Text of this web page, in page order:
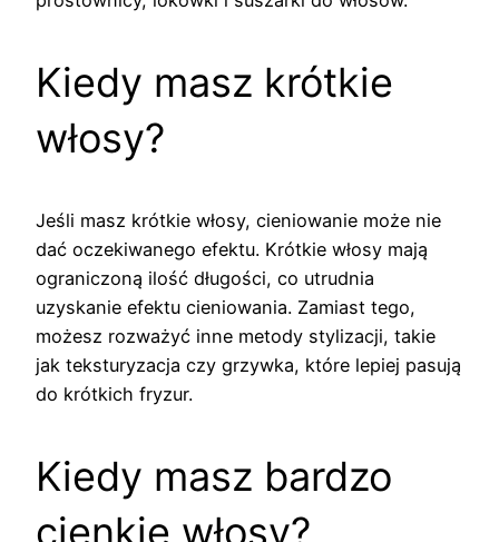
Kiedy masz krótkie
włosy?
Jeśli masz krótkie włosy, cieniowanie może nie
dać oczekiwanego efektu. Krótkie włosy mają
ograniczoną ilość długości, co utrudnia
uzyskanie efektu cieniowania. Zamiast tego,
możesz rozważyć inne metody stylizacji, takie
jak teksturyzacja czy grzywka, które lepiej pasują
do krótkich fryzur.
Kiedy masz bardzo
cienkie włosy?